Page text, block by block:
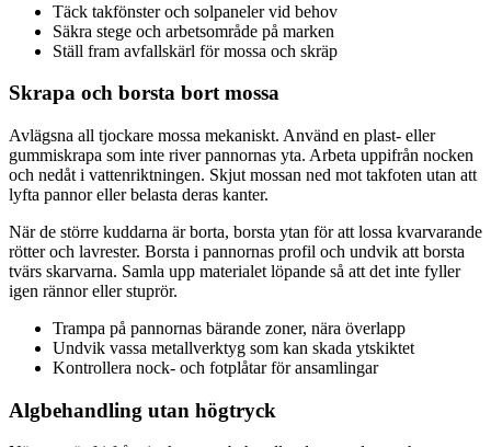
Täck takfönster och solpaneler vid behov
Säkra stege och arbetsområde på marken
Ställ fram avfallskärl för mossa och skräp
Skrapa och borsta bort mossa
Avlägsna all tjockare mossa mekaniskt. Använd en plast- eller
gummiskrapa som inte river pannornas yta. Arbeta uppifrån nocken
och nedåt i vattenriktningen. Skjut mossan ned mot takfoten utan att
lyfta pannor eller belasta deras kanter.
När de större kuddarna är borta, borsta ytan för att lossa kvarvarande
rötter och lavrester. Borsta i pannornas profil och undvik att borsta
tvärs skarvarna. Samla upp materialet löpande så att det inte fyller
igen rännor eller stuprör.
Trampa på pannornas bärande zoner, nära överlapp
Undvik vassa metallverktyg som kan skada ytskiktet
Kontrollera nock- och fotplåtar för ansamlingar
Algbehandling utan högtryck